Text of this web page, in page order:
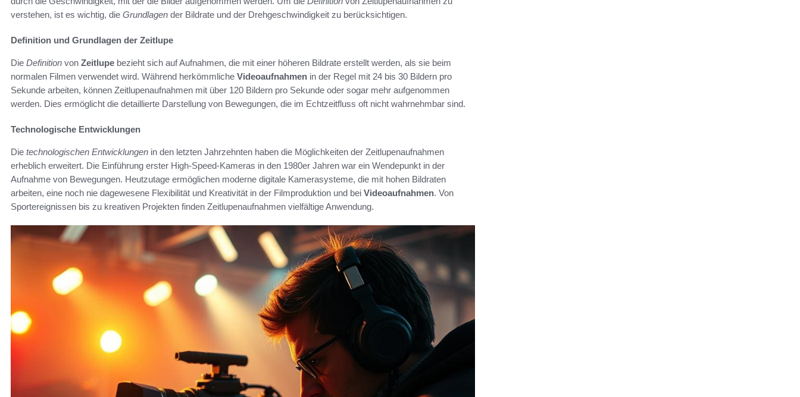
verstehen, ist es wichtig, die Grundlagen der Bildrate und der Drehgeschwindigkeit zu berücksichtigen.
Definition und Grundlagen der Zeitlupe
Die Definition von Zeitlupe bezieht sich auf Aufnahmen, die mit einer höheren Bildrate erstellt werden, als sie beim
normalen Filmen verwendet wird. Während herkömmliche Videoaufnahmen in der Regel mit 24 bis 30 Bildern pro
Sekunde arbeiten, können Zeitlupenaufnahmen mit über 120 Bildern pro Sekunde oder sogar mehr aufgenommen
werden. Dies ermöglicht die detaillierte Darstellung von Bewegungen, die im Echtzeitfluss oft nicht wahrnehmbar sind.
Technologische Entwicklungen
Die technologischen Entwicklungen in den letzten Jahrzehnten haben die Möglichkeiten der Zeitlupenaufnahmen
erheblich erweitert. Die Einführung erster High-Speed-Kameras in den 1980er Jahren war ein Wendepunkt in der
Aufnahme von Bewegungen. Heutzutage ermöglichen moderne digitale Kamerasysteme, die mit hohen Bildraten
arbeiten, eine noch nie dagewesene Flexibilität und Kreativität in der Filmproduktion und bei Videoaufnahmen. Von
Sportereignissen bis zu kreativen Projekten finden Zeitlupenaufnahmen vielfältige Anwendung.